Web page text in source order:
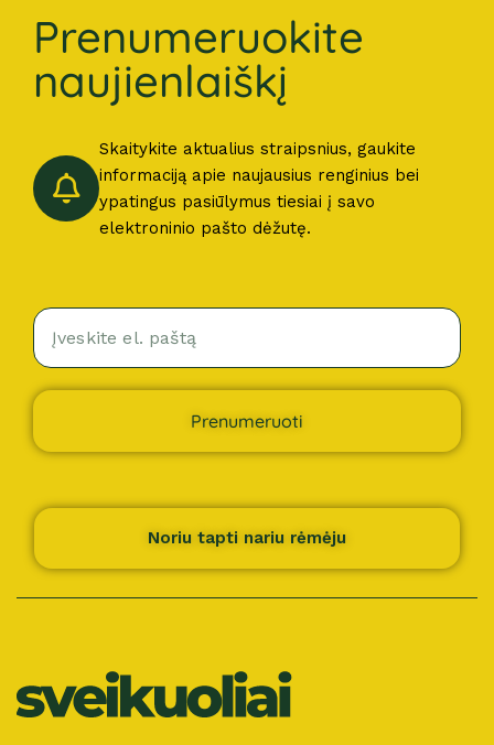
Prenumeruokite
naujienlaiškį
Skaitykite aktualius straipsnius, gaukite
informaciją apie naujausius renginius bei
ypatingus pasiūlymus tiesiai į savo
elektroninio pašto dėžutę.
Prenumeruoti
Noriu tapti nariu rėmėju